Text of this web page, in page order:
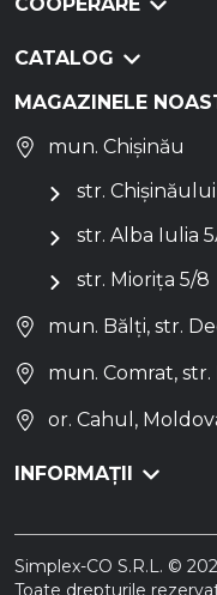
COOPERARE
CATALOG
MAGAZINELE
mun. Chișinău
str. Chișinăului
str. Alba Iulia
str. Miorița 5/8
mun. Bălți, str.
mun. Comrat, str.
or. Cahul,
INFORMAȚII
Simplex-CO S.R.L. ©
Toate drepturile